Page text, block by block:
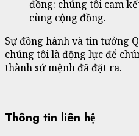
đồng: chúng tôi cam
cùng cộng đồng.
Sự đồng hành và tin tưởng
chúng tôi là động lực để
thành sứ mệnh đã đặt ra.
Thông tin liên hệ